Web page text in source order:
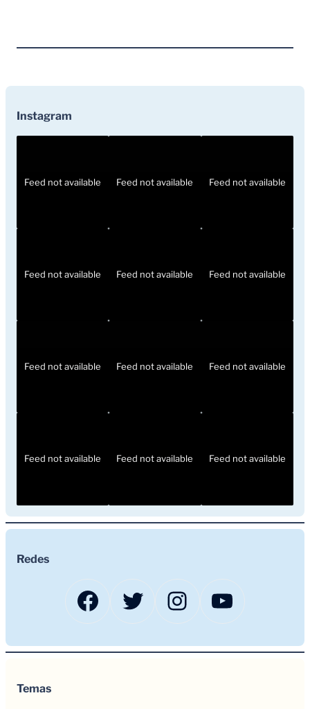
Instagram
Feed not available Feed not available Feed not available
Feed not available Feed not available Feed not available
Feed not available Feed not available Feed not available
Feed not available Feed not available Feed not available
Redes
Facebook
TwitterInstagram
Temas